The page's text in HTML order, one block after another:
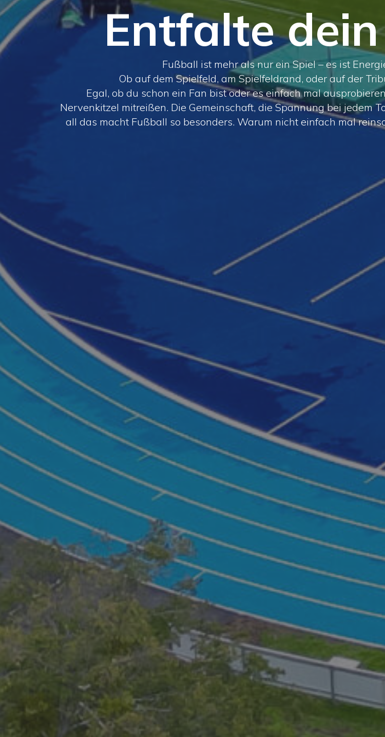
Entfalte
Fußball ist mehr als nur ein Spiel – es ist
Ob auf dem Spielfeld, am Spielfeldrand, oder auf der
Egal, ob du schon ein Fan bist oder es einfach mal
Nervenkitzel mitreißen. Die Gemeinschaft, die Spannung bei jedem
all das macht Fußball so besonders. Warum nicht einfach mal